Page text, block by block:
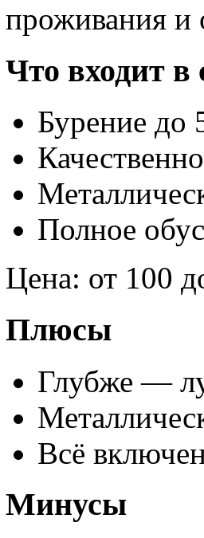
проживания и
Что входит в
Бурение до
Полное
Цена: от 100
Плюсы
Глубже —
Всё
Минусы